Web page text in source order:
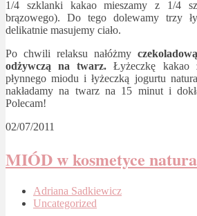
1/4 szklanki kakao mieszamy z 1/4
brązowego). Do tego dolewamy trzy
delikatnie masujemy ciało.
Po chwili relaksu nałóżmy
odżywczą na twarz. Łyżeczkę kakao
płynnego miodu i łyżeczką jogurtu
nakładamy na twarz na 15 minut i
Polecam!
02/07/2011
MIÓD w kosmetyce
Adriana Sadkiewicz
Uncategorized